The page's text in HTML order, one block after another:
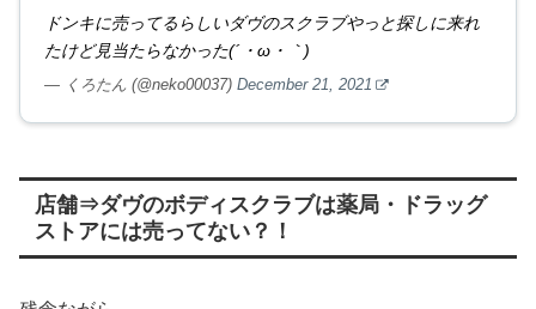
ドンキに売ってるらしいダヴのスクラブやっと探しに来れ
たけど見当たらなかった(´・ω・｀)
— くろたん (@neko00037) December 21, 2021
店舗⇒ダヴのボディスクラブは薬局・ドラッグ
ストアには売ってない？！